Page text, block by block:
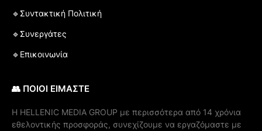
🔹Συντακτική Πολιτική
🔹Συνεργάτες
🔹Επικοινωνία
👥 ΠΟΙΟΙ ΕΙΜΑΣΤΕ
Η ΗELLENIC MEDIA GROUP με περισσότερα από 14 χρόνια
εθελοντικής προσφοράς, συνεχίζουμε να εργαζόμαστε με